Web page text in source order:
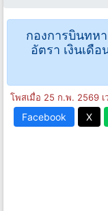
กองการบินทห
อัตรา เงินเดื
โพสเมื่อ 25 ก.พ. 2569 เ
Facebook X